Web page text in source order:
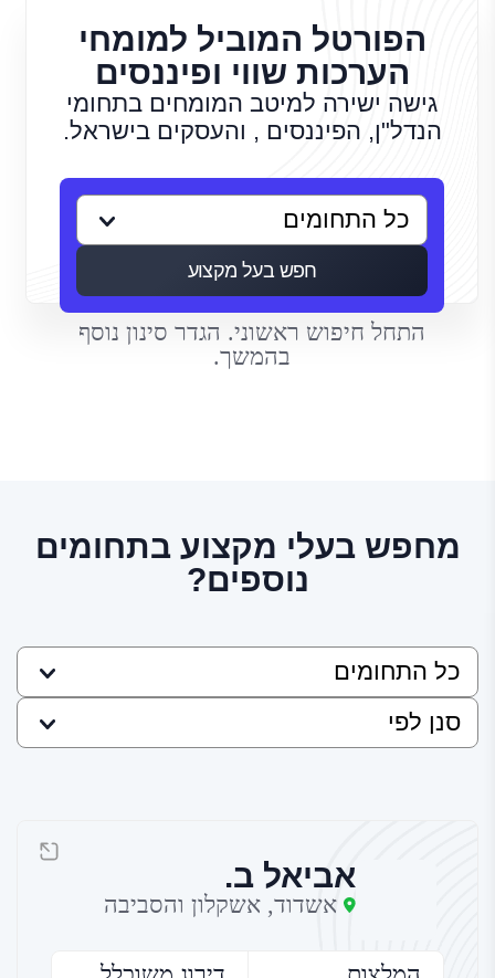
הפורטל המוביל למומחי
הערכות שווי ופיננסים
גישה ישירה למיטב המומחים בתחומי
הנדל"ן, הפיננסים , והעסקים בישראל.
חפש בעל מקצוע
התחל חיפוש ראשוני. הגדר סינון נוסף
בהמשך.
מחפש בעלי מקצוע בתחומים
נוספים?
אביאל ב.
אשדוד, אשקלון והסביבה